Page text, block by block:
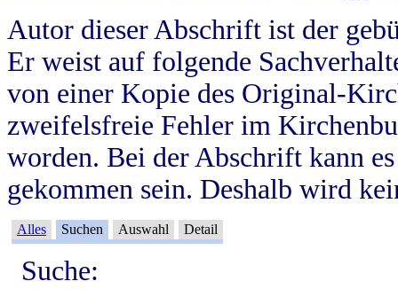
Autor dieser Abschrift ist der
Er weist auf folgende
von einer Kopie des Original-
zweifelsfreie Fehler im
worden. Bei der Abschrift kann
gekommen sein. Deshalb wird
Alles Suchen Auswahl Detail
Suche: